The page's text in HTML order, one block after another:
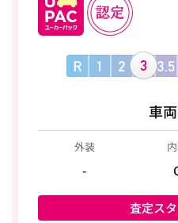
車
外装
-
査定ス